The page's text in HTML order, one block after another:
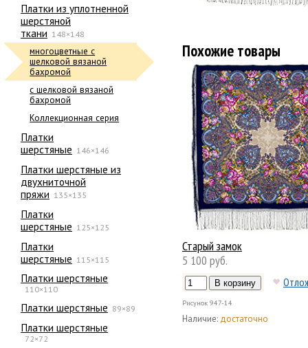
Платки из уплотненной
шерстяной
ткани 148×148
многоцветные с
шелковой вязаной
бахромой
с шелковой вязаной
бахромой
Коллекционная серия
Платки
шерстяные 146×146
Платки шерстяные из
двухниточной
пряжи 135×135
Платки
шерстяные 125×125
Платки
шерстяные 115×115
Платки шерстяные
110×110
Платки шерстяные 89×89
Платки шерстяные
72×72
Похожие товары
Старый замок
5 100 руб.
Рисунок 947-14
Наличие: достаточно